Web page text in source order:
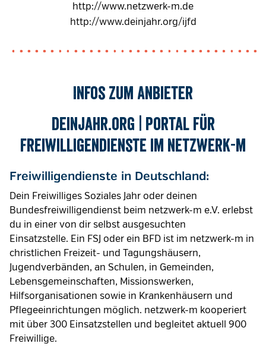
http://www.netzwerk-m.de
http://www.deinjahr.org/ijfd
Infos zum Anbieter
deinjahr.org | Portal für
Freiwilligendienste im netzwerk-m
Freiwilligendienste in Deutschland:
Dein Freiwilliges Soziales Jahr oder deinen
Bundesfreiwilligendienst beim netzwerk-m e.V. erlebst
du in einer von dir selbst ausgesuchten
Einsatzstelle. Ein FSJ oder ein BFD ist im netzwerk-m in
christlichen Freizeit- und Tagungshäusern,
Jugendverbänden, an Schulen, in Gemeinden,
Lebensgemeinschaften, Missionswerken,
Hilfsorganisationen sowie in Krankenhäusern und
Pflegeeinrichtungen möglich. netzwerk-m kooperiert
mit über 300 Einsatzstellen und begleitet aktuell 900
Freiwillige.